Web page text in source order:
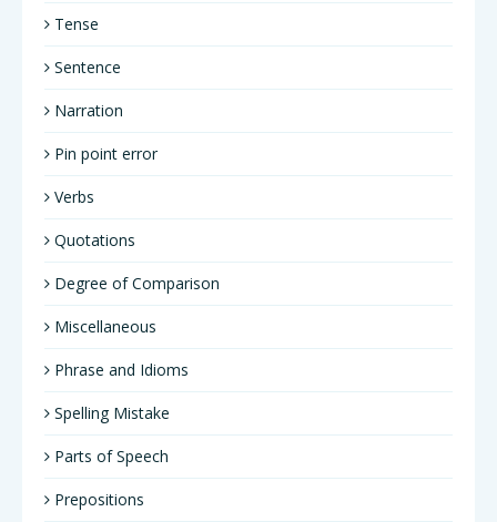
Tense
Sentence
Narration
Pin point error
Verbs
Quotations
Degree of Comparison
Miscellaneous
Phrase and Idioms
Spelling Mistake
Parts of Speech
Prepositions